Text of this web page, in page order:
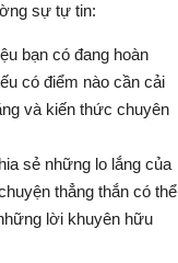
sự tự tin:
bạn có đang hoàn
có điểm nào cần cải
và kiến thức chuyên
sẻ những lo lắng của
thẳng thắn có thể
lời khuyên hữu